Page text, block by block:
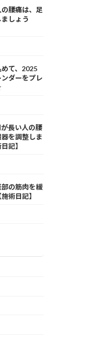
腰痛は、足
しょう
て、2025
ダーをプレ
長い人の腰
を調整しま
記】
の筋肉を緩
術日記】